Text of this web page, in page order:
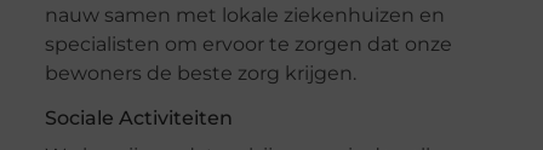
nauw samen met lokale ziekenhuizen en
specialisten om ervoor te zorgen dat onze
bewoners de beste zorg krijgen.
Sociale Activiteiten